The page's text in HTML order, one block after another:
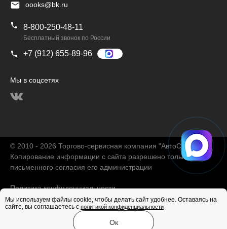
oooks@bk.ru
8-800-250-48-11
Бесплатный звонок по России
+7 (912) 655-89-96
Мы в соцсетях
© 2010 - 2026 Торгово-сервисная компания "АвтоChina"
Копирование информации с сайта разрешено только с
письменного согласия его администрации
Политика конфиденциальности
Продвижение сайта
Мы используем файлы cookie, чтобы делать сайт удобнее. Оставаясь на
сайте, вы соглашаетесь с политикой конфиденциальности
Ок